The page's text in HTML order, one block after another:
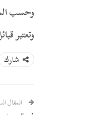
وحسب
وتعتبر
شارك
المقال